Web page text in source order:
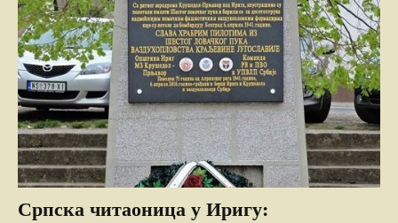
Српска читаоница у Иригу: